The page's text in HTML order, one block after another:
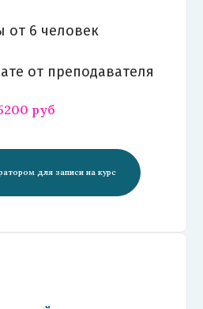
от 6 человек
от преподавателя
руб
для записи на курс